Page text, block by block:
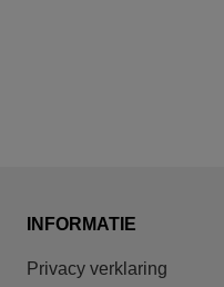
INFORMATIE
Privacy verklaring